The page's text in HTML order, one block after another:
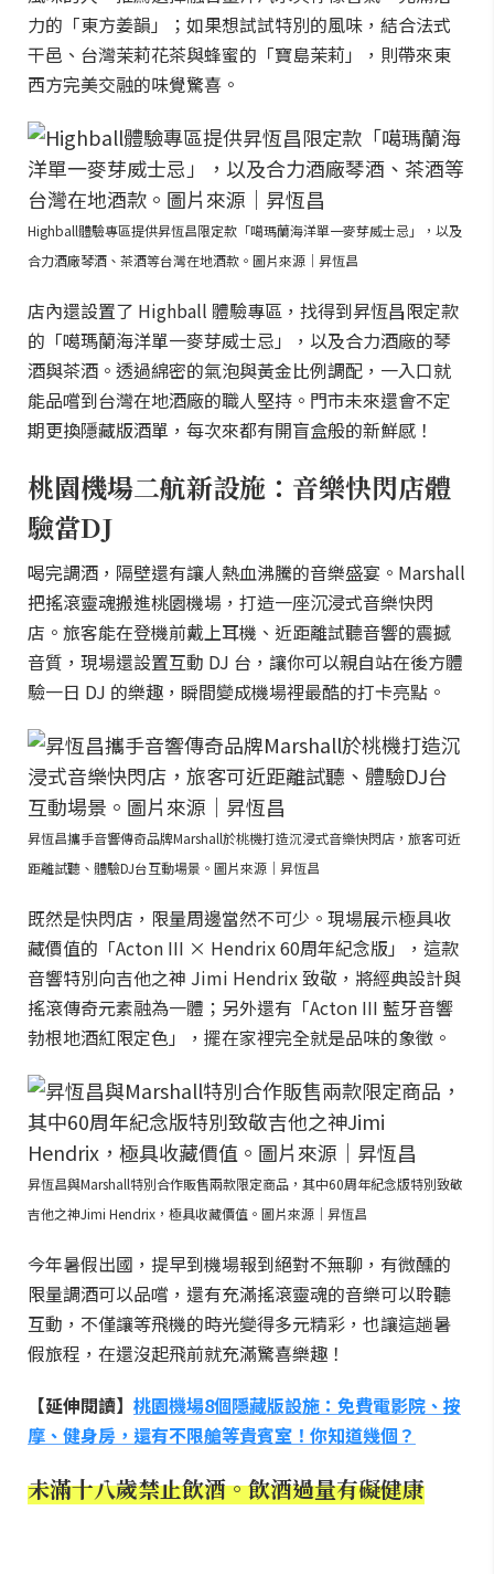
力的「東方姜韻」；如果想試試特別的風味，結合法式
干邑、台灣茉莉花茶與蜂蜜的「寶島茉莉」，則帶來東
西方完美交融的味覺驚喜。
Highball體驗專區提供昇恆昌限定款「噶瑪蘭海洋單一麥芽威士忌」，以及
合力酒廠琴酒、茶酒等台灣在地酒款。圖片來源｜昇恆昌
店內還設置了 Highball 體驗專區，找得到昇恆昌限定款
的「噶瑪蘭海洋單一麥芽威士忌」，以及合力酒廠的琴
酒與茶酒。透過綿密的氣泡與黃金比例調配，一入口就
能品嚐到台灣在地酒廠的職人堅持。門市未來還會不定
期更換隱藏版酒單，每次來都有開盲盒般的新鮮感！
桃園機場二航新設施：音樂快閃店體
驗當DJ
喝完調酒，隔壁還有讓人熱血沸騰的音樂盛宴。Marshall
把搖滾靈魂搬進桃園機場，打造一座沉浸式音樂快閃
店。旅客能在登機前戴上耳機、近距離試聽音響的震撼
音質，現場還設置互動 DJ 台，讓你可以親自站在後方體
驗一日 DJ 的樂趣，瞬間變成機場裡最酷的打卡亮點。
昇恆昌攜手音響傳奇品牌Marshall於桃機打造沉浸式音樂快閃店，旅客可近
距離試聽、體驗DJ台互動場景。圖片來源｜昇恆昌
既然是快閃店，限量周邊當然不可少。現場展示極具收
藏價值的「Acton III × Hendrix 60周年紀念版」，這款
音響特別向吉他之神 Jimi Hendrix 致敬，將經典設計與
搖滾傳奇元素融為一體；另外還有「Acton III 藍牙音響
勃根地酒紅限定色」，擺在家裡完全就是品味的象徵。
昇恆昌與Marshall特別合作販售兩款限定商品，其中60周年紀念版特別致敬
吉他之神Jimi Hendrix，極具收藏價值。圖片來源｜昇恆昌
今年暑假出國，提早到機場報到絕對不無聊，有微醺的
限量調酒可以品嚐，還有充滿搖滾靈魂的音樂可以聆聽
互動，不僅讓等飛機的時光變得多元精彩，也讓這趟暑
假旅程，在還沒起飛前就充滿驚喜樂趣！
【延伸閱讀】 桃園機場8個隱藏版設施：免費電影院、按
摩、健身房，還有不限艙等貴賓室！你知道幾個？
未滿十八歲禁止飲酒。飲酒過量有礙健康